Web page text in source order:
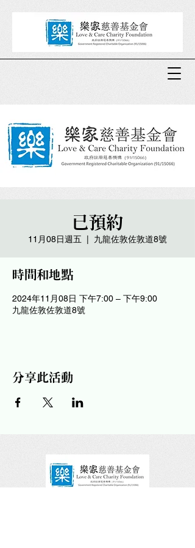
已預約
11月08日週五 九龍佐敦佐敦道8號
時間和地點
2024年11月08日 下午7:00 – 下午9:00
九龍佐敦佐敦道8號
分享此活動